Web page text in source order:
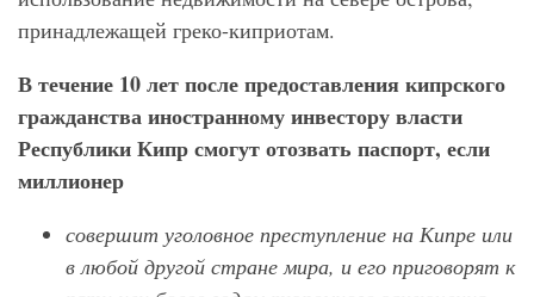
принадлежащей греко-киприотам.
В течение 10 лет после предоставления кипрского
гражданства иностранному инвестору власти
Республики Кипр смогут отозвать паспорт, если
миллионер
совершит уголовное преступление на Кипре или
в любой другой стране мира, и его приговорят к